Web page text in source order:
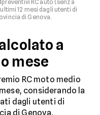
RC auto (senza
12 mesi dagli utenti di
di Genova.
a
mese
RC moto medio
considerando la
dagli utenti di
di Genova.